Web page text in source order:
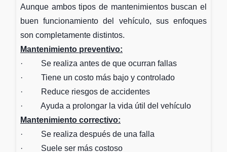
Aunque ambos tipos de mantenimientos buscan el
buen funcionamiento del vehículo, sus enfoques
son completamente distintos.
Mantenimiento preventivo:
· Se realiza antes de que ocurran fallas
· Tiene un costo más bajo y controlado
· Reduce riesgos de accidentes
· Ayuda a prolongar la vida útil del vehículo
Mantenimiento correctivo:
· Se realiza después de una falla
· Suele ser más costoso